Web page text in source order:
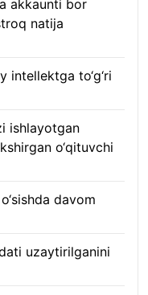
akkaunti bor
natija
intellektga to‘g‘ri
ishlayotgan
o‘qituvchi
davom
uzaytirilganini